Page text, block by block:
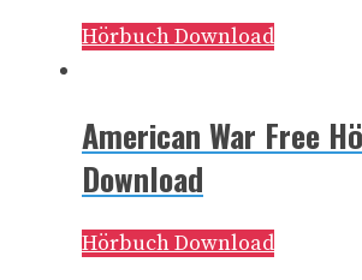
Hörbuch Download
American War Free
Download
Hörbuch Download